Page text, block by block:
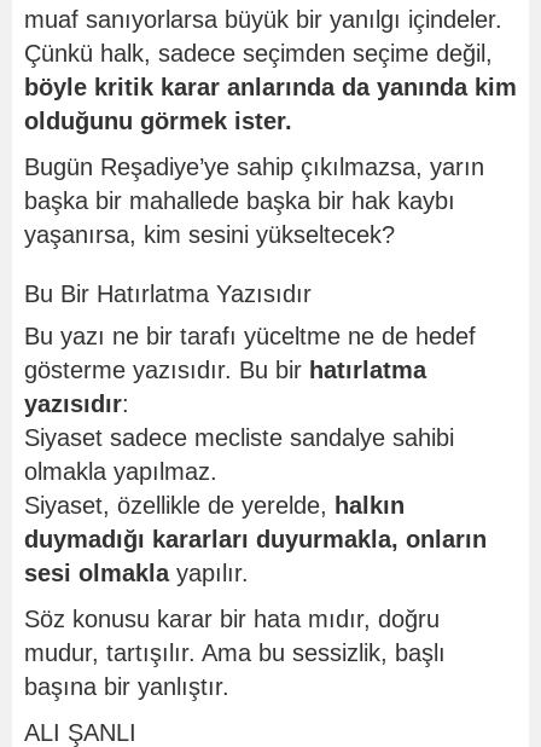
muaf sanıyorlarsa büyük bir yanılgı içindeler.
Çünkü halk, sadece seçimden seçime değil,
böyle kritik karar anlarında da yanında kim
olduğunu görmek ister.
Bugün Reşadiye’ye sahip çıkılmazsa, yarın
başka bir mahallede başka bir hak kaybı
yaşanırsa, kim sesini yükseltecek?
Bu Bir Hatırlatma Yazısıdır
Bu yazı ne bir tarafı yüceltme ne de hedef
gösterme yazısıdır. Bu bir hatırlatma
yazısıdır:
Siyaset sadece mecliste sandalye sahibi
olmakla yapılmaz.
Siyaset, özellikle de yerelde, halkın
duymadığı kararları duyurmakla, onların
sesi olmaklayapılır.
Söz konusu karar bir hata mıdır, doğru
mudur, tartışılır. Ama bu sessizlik, başlı
başına bir yanlıştır.
ALI ŞANLI